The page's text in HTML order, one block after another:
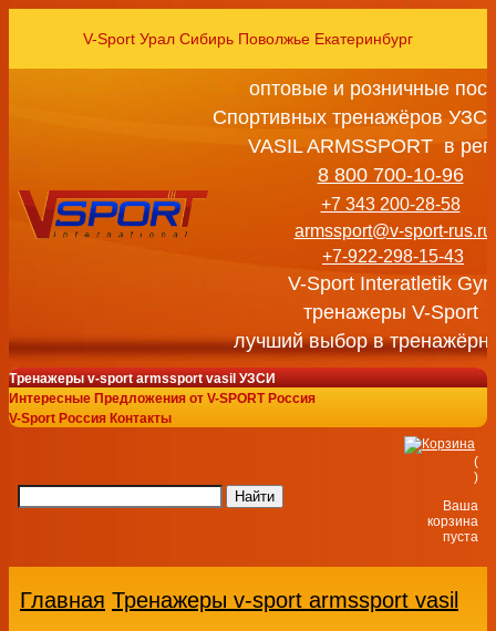
V-Sport Урал Сибирь Поволжье Екатеринбург
оптовые и розничные
Спортивных тренажёров
VASIL ARMSSPORT в
8 800 700-10-96
+7 343 200-28-58
armssport@v-sport-rus.ru
+7-922-298-15-43
V-Sport Interatletik
тренажеры V-Sport
лучший выбор в
Тренажеры v-sport armssport vasil УЗСИ
Интересные Предложения от V-SPORT Россия
V-Sport Россия Контакты
(
)
Ваша
корзина
пуста
Главная Тренажеры v-sport armssport vasil